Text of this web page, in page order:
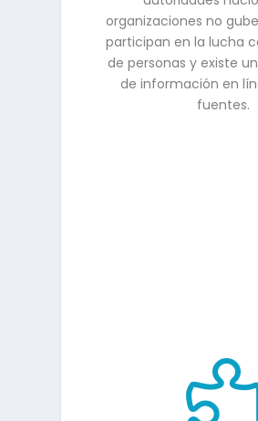
organizaciones no
participan en la lucha
de personas y existe
de información en
fuentes.